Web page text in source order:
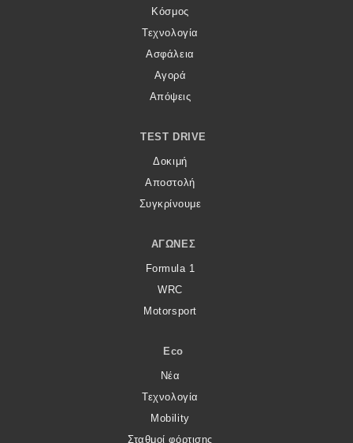
Κόσμος
Τεχνολογία
Ασφάλεια
Αγορά
Απόψεις
TEST DRIVE
Δοκιμή
Αποστολή
Συγκρίνουμε
ΑΓΏΝΕΣ
Formula 1
WRC
Motorsport
Eco
Νέα
Τεχνολογία
Mobility
Σταθμοί φόρτισης